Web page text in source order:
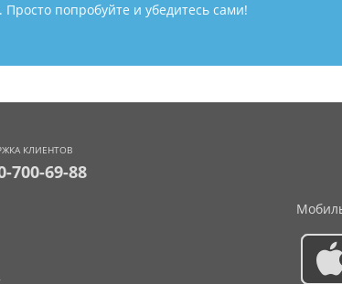
попробуйте и убедитесь сами!
КЛИЕНТОВ
700-69-88